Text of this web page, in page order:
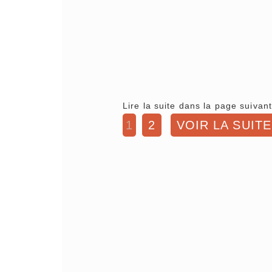
Lire la suite dans la page
1 2 VOIR LA SUITE